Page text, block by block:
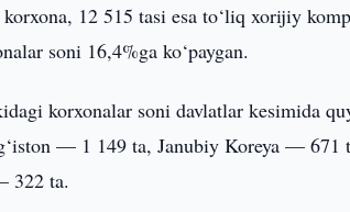
12 515 tasi esa to‘liq xorijiy
soni 16,4%ga ko‘paygan.
korxonalar soni davlatlar kesimida
— 1 149 ta, Janubiy Koreya —
322 ta.